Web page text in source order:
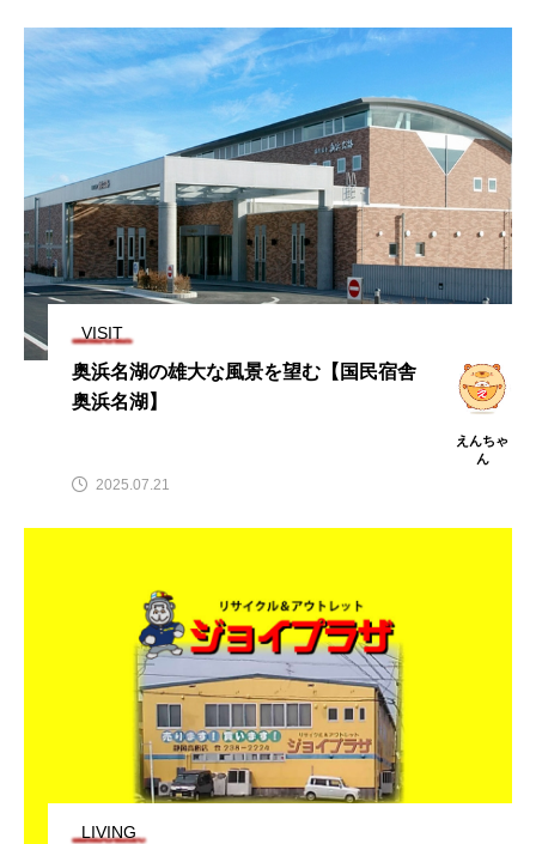
VISIT
奥浜名湖の雄大な風景を望む【国民宿舎
奥浜名湖】
えんちゃ
ん
2025.07.21
LIVING